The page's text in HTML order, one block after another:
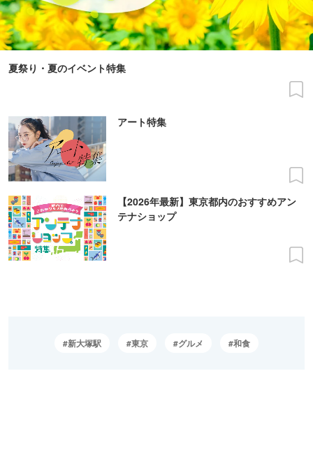
夏祭り・夏のイベント特集
アート特集
【2026年最新】東京都内のおすすめアン
テナショップ
新大塚駅 東京 グルメ 和食